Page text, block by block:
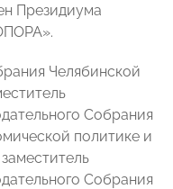
Президиума
Челябинской
Собрания
политике и
Собрания